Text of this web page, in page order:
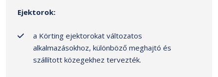
Ejektorok:
a Körting ejektorokat változatos
alkalmazásokhoz, különböző meghajtó és
szállított közegekhez tervezték.